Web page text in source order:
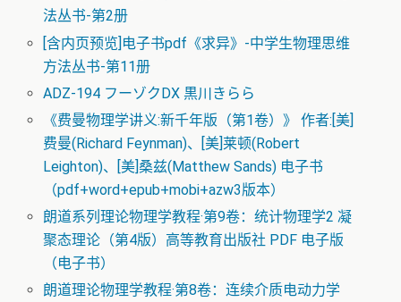
法丛书-第2册
[含内页预览]电子书pdf《求异》-中学生物理思维
方法丛书-第11册
ADZ-194 フーゾクDX 黒川きらら
《费曼物理学讲义:新千年版（第1卷）》 作者:[美]
费曼(Richard Feynman)、[美]莱顿(Robert
Leighton)、[美]桑兹(Matthew Sands) 电子书
（pdf+word+epub+mobi+azw3版本）
朗道系列理论物理学教程·第9卷：统计物理学2 凝
聚态理论（第4版）高等教育出版社 PDF 电子版
（电子书）
朗道理论物理学教程·第8卷：连续介质电动力学